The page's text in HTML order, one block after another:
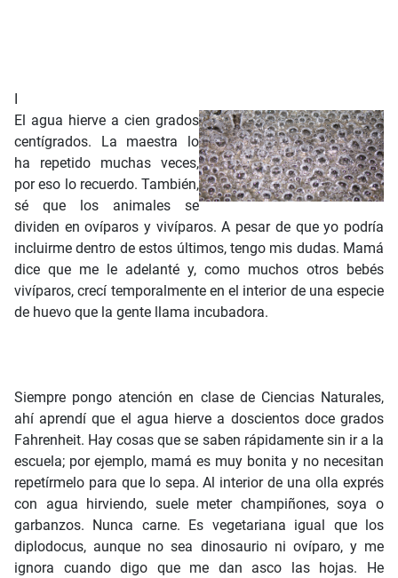
El agua hierve a cien grados
centígrados. La maestra lo
ha repetido muchas veces,
por eso lo recuerdo. También,
sé que los animales se
dividen en ovíparos y vivíparos. A pesar de que yo podría
incluirme dentro de estos últimos, tengo mis dudas. Mamá
dice que me le adelanté y, como muchos otros bebés
vivíparos, crecí temporalmente en el interior de una especie
de huevo que la gente llama incubadora.
Siempre pongo atención en clase de Ciencias Naturales,
ahí aprendí que el agua hierve a doscientos doce grados
Fahrenheit. Hay cosas que se saben rápidamente sin ir a la
escuela; por ejemplo, mamá es muy bonita y no necesitan
repetírmelo para que lo sepa. Al interior de una olla exprés
con agua hirviendo, suele meter champiñones, soya o
garbanzos. Nunca carne. Es vegetariana igual que los
diplodocus, aunque no sea dinosaurio ni ovíparo, y me
ignora cuando digo que me dan asco las hojas. He